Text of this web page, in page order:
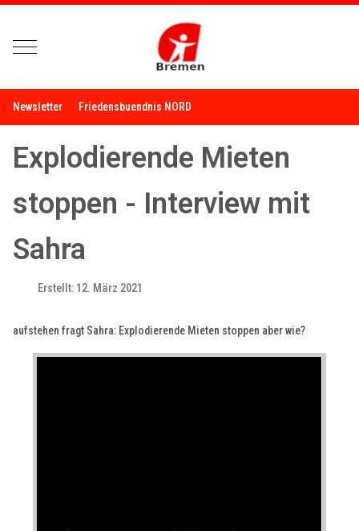
Mobile Menu Toggle
Newsletter Friedensbuendnis NORD
Explodierende Mieten
stoppen - Interview mit
Sahra
Erstellt: 12. März 2021
aufstehen fragt Sahra: Explodierende Mieten stoppen aber wie?